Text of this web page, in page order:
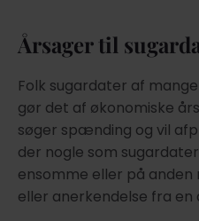
Årsager til
Folk sugardater af
gør det af økonomiske
søger spænding og vil
der nogle som
ensomme eller på
eller anerkendelse fra en